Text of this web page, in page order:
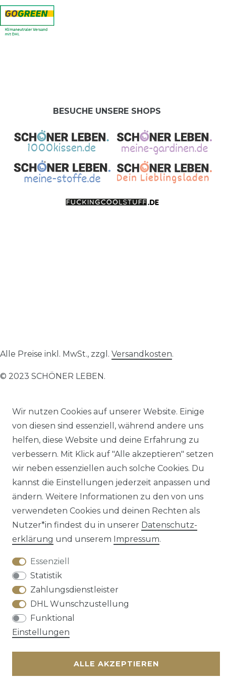
BESUCHE UNSERE SHOPS
Wir nutzen Cookies auf unserer Website. Einige
von diesen sind essenziell, während andere uns
helfen, diese Website und deine Erfahrung zu
verbessern. Mit Klick auf "Alle akzeptieren" setzen
wir neben essenziellen auch solche Cookies. Du
kannst die Einstellungen jederzeit anpassen und
ändern. Weitere Informationen zu den von uns
verwendeten Cookies und deinen Rechten als
Nutzer*in findest du in unserer Daten­schutz­
erklärung und unserem Impressum.
Essenziell
Statistik
Zahlungsdienstleister
DHL Wunschzustellung
Funktional
Einstellungen
ALLE AKZEPTIEREN
Alle Preise inkl. MwSt., zzgl. Versandkosten.
© 2023 SCHÖNER LEBEN.
Impressum
Barrierefreiheitserklärung Widerrufs­recht
VERTRAG WIDERRUFEN